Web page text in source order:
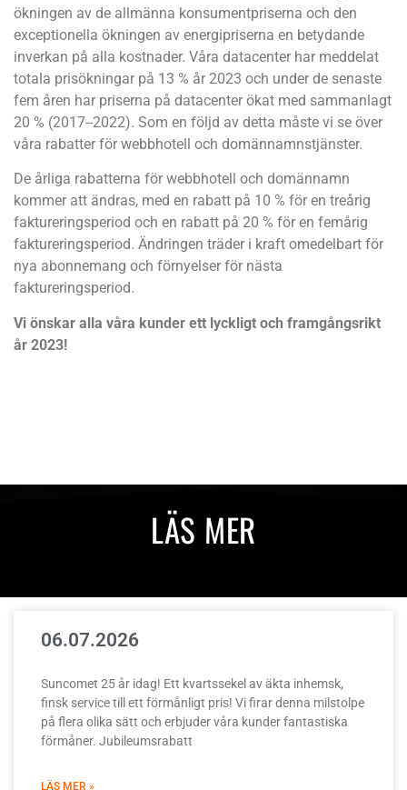
ökningen av de allmänna konsumentpriserna och den
exceptionella ökningen av energipriserna en betydande
inverkan på alla kostnader. Våra datacenter har meddelat
totala prisökningar på 13 % år 2023 och under de senaste
fem åren har priserna på datacenter ökat med sammanlagt
20 % (2017--2022). Som en följd av detta måste vi se över
våra rabatter för webbhotell och domännamnstjänster.
De årliga rabatterna för webbhotell och domännamn
kommer att ändras, med en rabatt på 10 % för en treårig
faktureringsperiod och en rabatt på 20 % för en femårig
faktureringsperiod. Ändringen träder i kraft omedelbart för
nya abonnemang och förnyelser för nästa
faktureringsperiod.
Vi önskar alla våra kunder ett lyckligt och framgångsrikt
år 2023!
LÄS MER
06.07.2026
Suncomet 25 år idag! Ett kvartssekel av äkta inhemsk,
finsk service till ett förmånligt pris! Vi firar denna milstolpe
på flera olika sätt och erbjuder våra kunder fantastiska
förmåner. Jubileumsrabatt
LÄS MER »